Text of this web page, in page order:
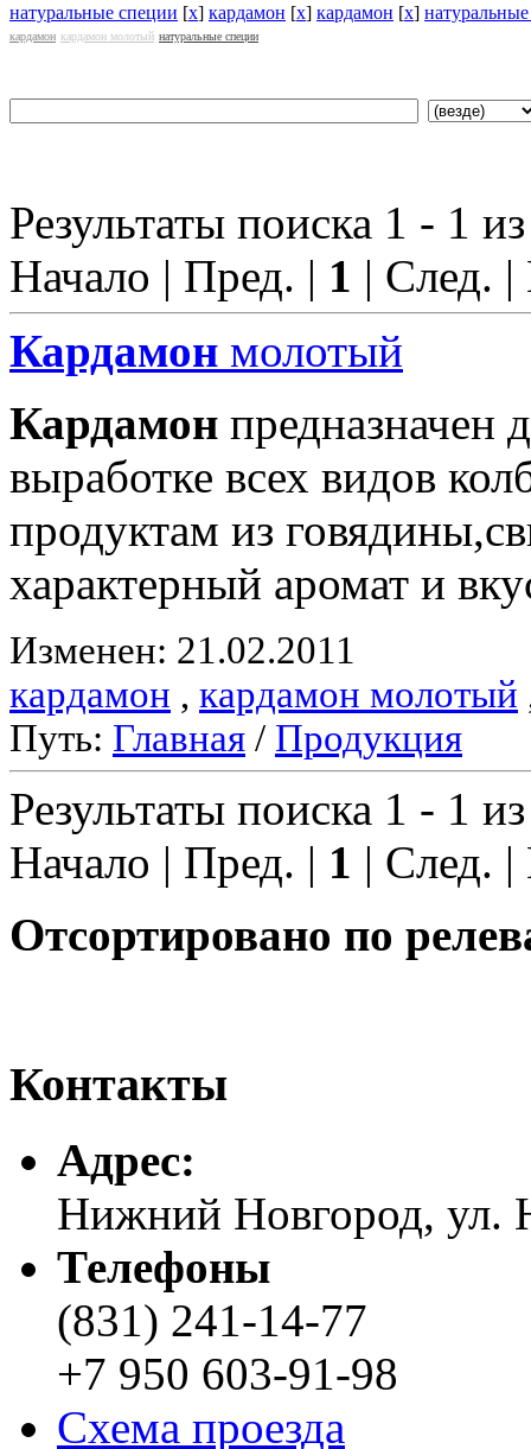
натуральные специи [x] кардамон [x] кардамон [x]
кардамон кардамон молотый натуральные специи
Результаты поиска 1 - 1
Начало | Пред. | 1 | След.
Кардамон молотый
Кардамон предназначен
выработке всех видов
продуктам из
характерный аромат и
Изменен: 21.02.2011
кардамон , кардамон молотый
Путь: Главная / Продукция
Результаты поиска 1 - 1
Начало | Пред. | 1 | След.
Отсортировано по
Контакты
Адреc:
Нижний Новгород, ул.
Телефоны
(831) 241-14-77
+7 950 603-91-98
Схема проезда